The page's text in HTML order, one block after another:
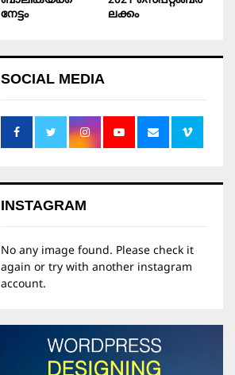
നേട്ടം
ലക്കം
SOCIAL MEDIA
INSTAGRAM
No any image found. Please check it
again or try with another instagram
account.